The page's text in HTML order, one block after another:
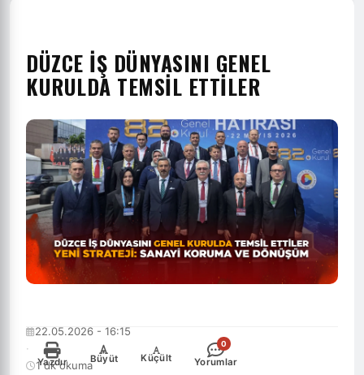
DÜZCE İŞ DÜNYASINI GENEL
KURULDA TEMSİL ETTİLER
22.05.2026 - 16:15
·
1 dk okuma
Yazdır
+
Büyüt
-
Küçült
0
Yorumlar